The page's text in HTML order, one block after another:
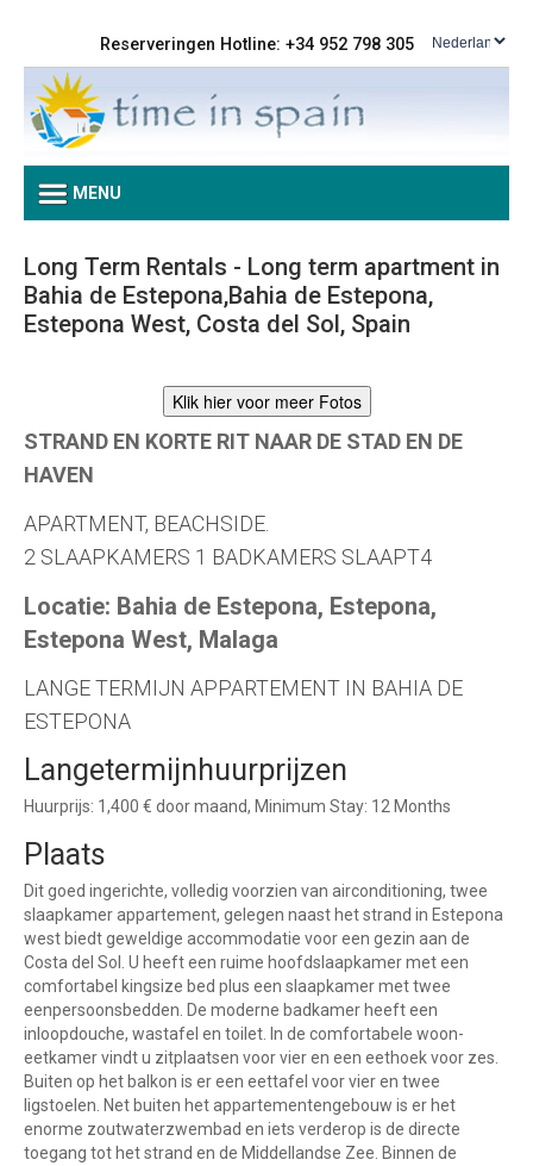
Reserveringen Hotline: +34 952 798 305
MENU
Long Term Rentals - Long term apartment in
Bahia de Estepona,Bahia de Estepona,
Estepona West, Costa del Sol, Spain
Klik hier voor meer Fotos
STRAND EN KORTE RIT NAAR DE STAD EN DE
HAVEN
APARTMENT, BEACHSIDE.
2 SLAAPKAMERS 1 BADKAMERS SLAAPT4
Locatie: Bahia de Estepona, Estepona,
Estepona West, Malaga
LANGE TERMIJN APPARTEMENT IN BAHIA DE
ESTEPONA
Langetermijnhuurprijzen
Huurprijs: 1,400 € door maand, Minimum Stay: 12 Months
Plaats
Dit goed ingerichte, volledig voorzien van airconditioning, twee
slaapkamer appartement, gelegen naast het strand in Estepona
west biedt geweldige accommodatie voor een gezin aan de
Costa del Sol. U heeft een ruime hoofdslaapkamer met een
comfortabel kingsize bed plus een slaapkamer met twee
eenpersoonsbedden. De moderne badkamer heeft een
inloopdouche, wastafel en toilet. In de comfortabele woon-
eetkamer vindt u zitplaatsen voor vier en een eethoek voor zes.
Buiten op het balkon is er een eettafel voor vier en twee
ligstoelen. Net buiten het appartementengebouw is er het
enorme zoutwaterzwembad en iets verderop is de directe
toegang tot het strand en de Middellandse Zee. Binnen de